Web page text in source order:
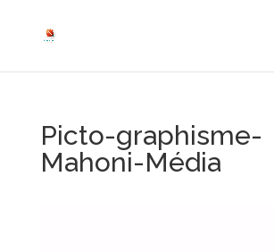
Picto-graphisme-
Mahoni-Média